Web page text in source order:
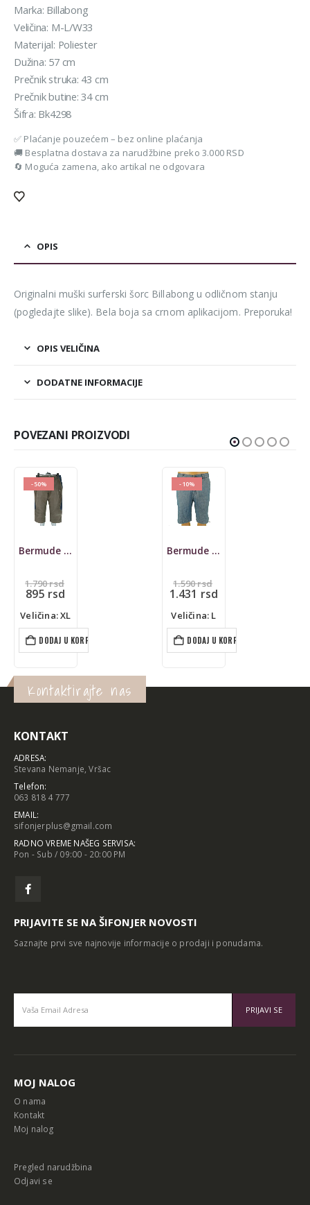
je
bila:
1.790 rsd.
Marka: Billabong
Veličina: M-L/W33
Materijal: Poliester
Dužina: 57 cm
Prečnik struka: 43 cm
Prečnik butine: 34 cm
Šifra: Bk4298
✅ Plaćanje pouzećem – bez online plaćanja
🚚 Besplatna dostava za narudžbine preko 3.000 RSD
🔄 Moguća zamena, ako artikal ne odgovara
OPIS
Originalni muški surferski šorc Billabong u odličnom stanju
(pogledajte slike). Bela boja sa crnom aplikacijom. Preporuka!
OPIS VELIČINA
DODATNE INFORMACIJE
POVEZANI PROIZVODI
-50%
Bermude Chiemsee
1.790rsd
bila:
1.790 rsd.
895 rsd
je:
895 rsd.
Veličina: XL
DODAJ U KORPU
-10%
Bermude Tommy Hilfiger
1.590rsd
cena
bila:
1.590 rsd.
1.431 rsd
1.431 rsd.
Veličina: L
DODAJ U KORPU
Kontaktirajte nas
KONTAKT
ADRESA:
Stevana Nemanje, Vršac
Telefon:
063 818 4 777
EMAIL:
sifonjerplus@gmail.com
RADNO VREME NAŠEG SERVISA:
Pon - Sub / 09:00 - 20:00 PM
PRIJAVITE SE NA ŠIFONJER NOVOSTI
Saznajte prvi sve najnovije informacije o prodaji i ponudama.
MOJ NALOG
O nama
Kontakt
Moj nalog
Pregled narudžbina
Odjavi se